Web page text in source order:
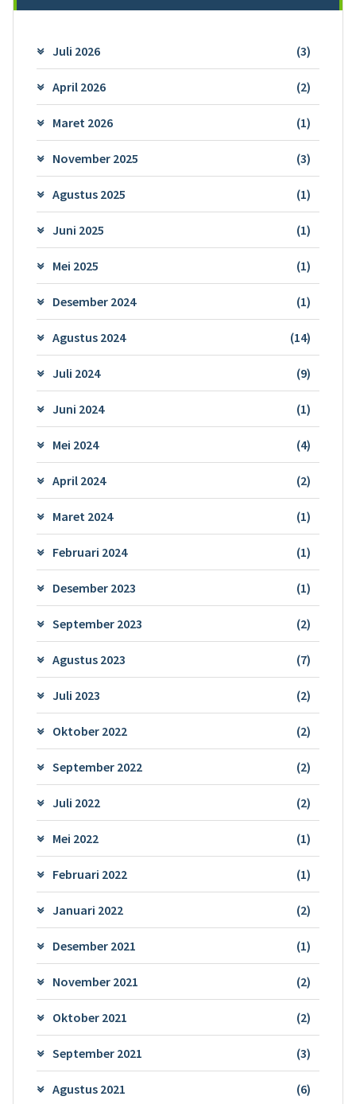
Juli 2026 (3)
April 2026 (2)
Maret 2026 (1)
November 2025 (3)
Agustus 2025 (1)
Juni 2025 (1)
Mei 2025 (1)
Desember 2024 (1)
Agustus 2024 (14)
Juli 2024 (9)
Juni 2024 (1)
Mei 2024 (4)
April 2024 (2)
Maret 2024 (1)
Februari 2024 (1)
Desember 2023 (1)
September 2023 (2)
Agustus 2023 (7)
Juli 2023 (2)
Oktober 2022 (2)
September 2022 (2)
Juli 2022 (2)
Mei 2022 (1)
Februari 2022 (1)
Januari 2022 (2)
Desember 2021 (1)
November 2021 (2)
Oktober 2021 (2)
September 2021 (3)
Agustus 2021 (6)